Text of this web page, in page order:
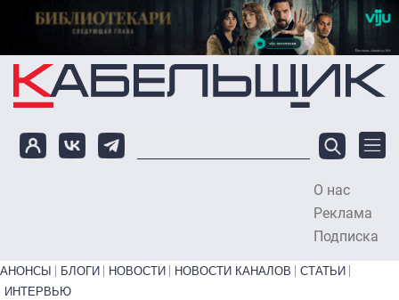
Перейти к основному содержанию
О нас
Реклама
Подписка
Primary links bottom
АНОНСЫ БЛОГИ НОВОСТИ НОВОСТИ КАНАЛОВ
СТАТЬИ
ИНТЕРВЬЮ